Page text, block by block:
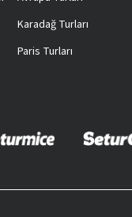
Karadağ Turları
Paris Turları